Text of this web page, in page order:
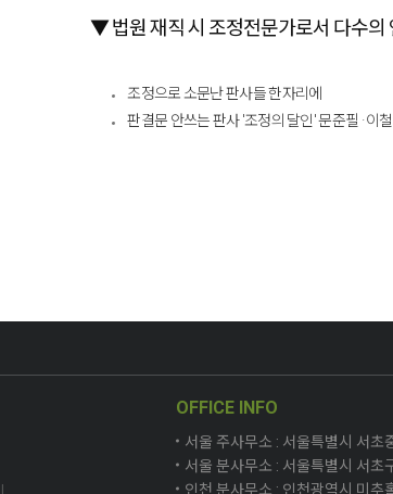
▼ 법원 재직 시 조정전문가로서 다수의
​​조정으로 소문난 판사들 한자리에
판결문 안쓰는 판사 '조정의 달인' 문준필 · 이
OFFICE INFO
서울 주사무소 : 서울특별시 서
서울 분사무소 : 서울특별시 서
인천 분사무소 : 인천광역시 미